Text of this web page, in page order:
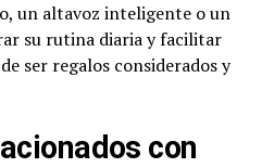
un altavoz inteligente o un
su rutina diaria y facilitar
ser regalos considerados y
con